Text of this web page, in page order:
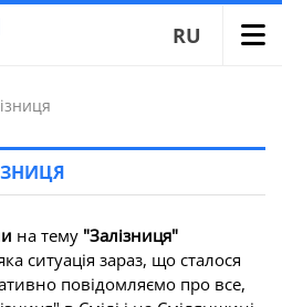
RU
на тему "Залізниця"
ситуація зараз, що сталося
повідомляємо про все,